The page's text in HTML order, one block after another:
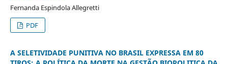
Fernanda Espindola Allegretti
PDF
A SELETIVIDADE PUNITIVA NO BRASIL EXPRESSA EM 80